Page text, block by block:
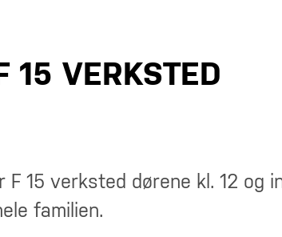
15 VERKSTED
F 15 verksted dørene kl. 12 og
familien.